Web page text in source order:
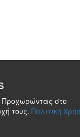
Προχωρώντας στο
τους. Πολιτική